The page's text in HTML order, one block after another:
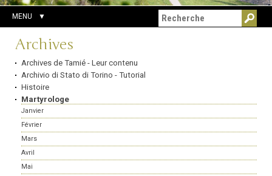
MENU
Navigation
Archives
Archives de Tamié - Leur contenu
Archivio di Stato di Torino - Tutorial
Histoire
Martyrologe
Janvier
Février
Mars
Avril
Mai